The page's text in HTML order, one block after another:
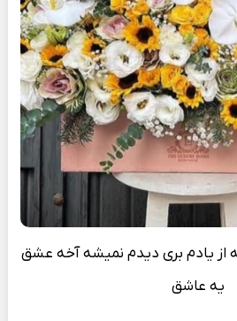
از یادم بری دیدم نمیشه آخه عشق
یه عاشق